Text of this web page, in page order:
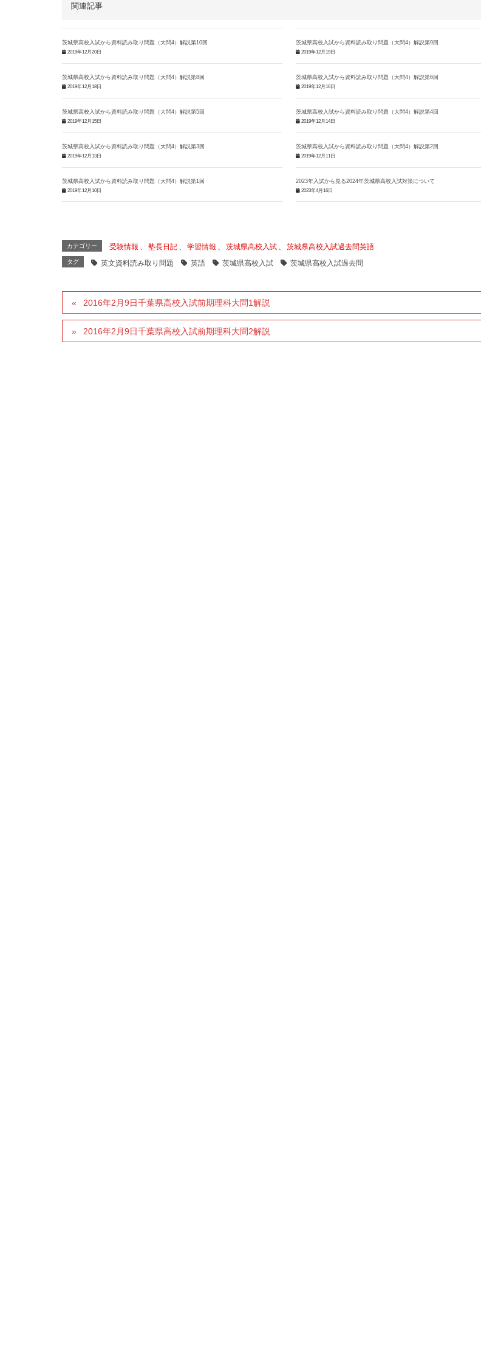
関連記事
茨城県高校入試から資料読み取り問題（大問4）解説第10回
2019年12月20日
茨城県高校入試から資料読み取り問題（大問4）解説第9回
2019年12月19日
茨城県高校入試から資料読み取り問題（大問4）解説第8回
2019年12月18日
茨城県高校入試から資料読み取り問題（大問4）解説第6回
2019年12月16日
茨城県高校入試から資料読み取り問題（大問4）解説第5回
2019年12月15日
茨城県高校入試から資料読み取り問題（大問4）解説第4回
2019年12月14日
茨城県高校入試から資料読み取り問題（大問4）解説第3回
2019年12月13日
茨城県高校入試から資料読み取り問題（大問4）解説第2回
2019年12月11日
茨城県高校入試から資料読み取り問題（大問4）解説第1回
2019年12月10日
2023年入試から見る2024年茨城県高校入試対策について
2023年4月16日
カテゴリー 受験情報 、 塾長日記 、 学習情報 、 茨城県高校入試 、 茨城県高校入試過去問英語
タグ 英文資料読み取り問題 英語 茨城県高校入試 茨城県高校入試過去問
2016年2月9日千葉県高校入試前期理科大問1解説
2016年2月9日千葉県高校入試前期理科大問2解説